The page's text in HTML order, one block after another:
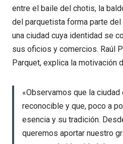
entre el baile del chotis, la
del parquetista forma parte
una ciudad cuya identidad se
sus oficios y comercios. Raúl
Parquet, explica la motivación
«Observamos que la
reconocible y que, poco a
esencia y su tradición.
queremos aportar nuestro